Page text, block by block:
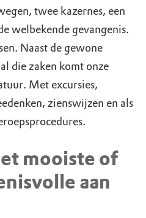
twee kazernes, een
welbekende gevangenis.
Naast de gewone
die zaken komt onze
Met excursies,
zienswijzen en als
mooiste of
aan